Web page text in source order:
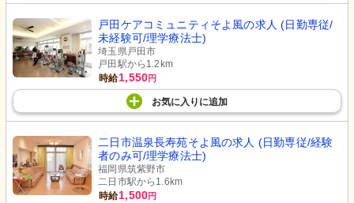
戸田ケアコミュニティそよ風の求人 (日勤専従/
未経験可/理学療法士)
埼玉県戸田市
戸田駅から1.2km
時給1,550円
お気に入り に追加
二日市温泉長寿苑そよ風の求人 (日勤専従/経験
者のみ可/理学療法士)
福岡県筑紫野市
二日市駅から1.6km
時給1,500円